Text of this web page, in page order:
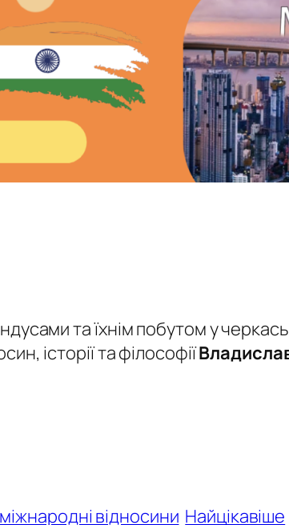
та їхнім побутом у
історії та філософії
міжнародні відносини Найцікавіше